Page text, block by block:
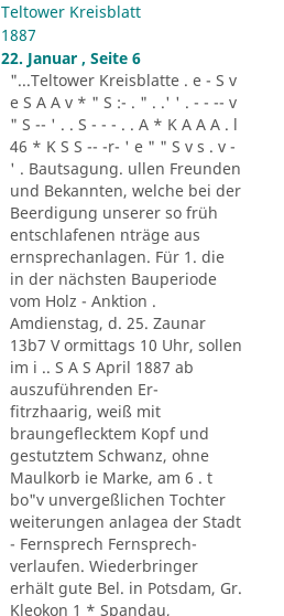
Teltower Kreisblatt
1887
22. Januar , Seite 6
"...Teltower Kreisblatte . e - S v
e S A A v * " S :- . " . .' ' . - - -- v
" S -- ' . . S - - - . . A * K A A A . l
46 * K S S -- -r- ' e " " S v s . v -
' . Bautsagung. ullen Freunden
und Bekannten, welche bei der
Beerdigung unserer so früh
entschlafenen nträge aus
ernsprechanlagen. Für 1. die
in der nächsten Bauperiode
vom Holz - Anktion .
Amdienstag, d. 25. Zaunar
13b7 V ormittags 10 Uhr, sollen
im i .. S A S April 1887 ab
auszuführenden Er-
fitrzhaarig, weiß mit
braungeflecktem Kopf und
gestutztem Schwanz, ohne
Maulkorb ie Marke, am 6 . t
bo"v unvergeßlichen Tochter
weiterungen anlagea der Stadt
- Fernsprech Fernsprech-
verlaufen. Wiederbringer
erhält gute Bel. in Potsdam, Gr.
Kleokon 1 * Spandau,